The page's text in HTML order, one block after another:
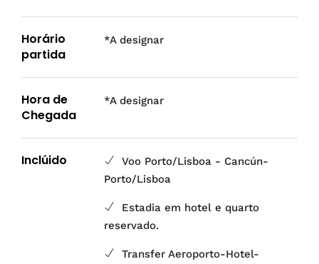
Horário
partida
*A designar
Hora de
Chegada
*A designar
Inclúido
Voo Porto/Lisboa - Cancún-
Porto/Lisboa
Estadia em hotel e quarto
reservado.
Transfer Aeroporto-Hotel-